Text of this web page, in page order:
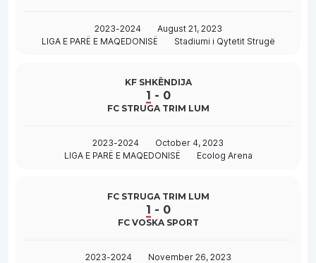
2023-2024
August 21, 2023
LIGA E PARË E MAQEDONISË
Stadiumi i Qytetit Strugë
KF SHKËNDIJA
1 - 0
FC STRUGA TRIM LUM
2023-2024
October 4, 2023
LIGA E PARË E MAQEDONISË
Ecolog Arena
FC STRUGA TRIM LUM
1 - 0
FC VOSKA SPORT
2023-2024
November 26, 2023